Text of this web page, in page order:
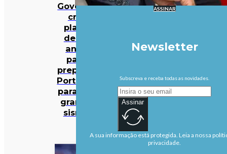
Governo
cria
plano
de 30
anos
para
preparar
Portugal
para um
grande
sismo
ASSINAR
Newsletter
Subscreva e receba todas as novidades.
Assinar
A sua informação está protegida. Leia a nossa
privacidade.